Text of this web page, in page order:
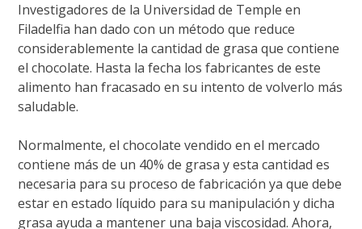
Investigadores de la Universidad de Temple en
Filadelfia han dado con un método que reduce
considerablemente la cantidad de grasa que contiene
el chocolate. Hasta la fecha los fabricantes de este
alimento han fracasado en su intento de volverlo más
saludable.
Normalmente, el chocolate vendido en el mercado
contiene más de un 40% de grasa y esta cantidad es
necesaria para su proceso de fabricación ya que debe
estar en estado líquido para su manipulación y dicha
grasa ayuda a mantener una baja viscosidad. Ahora,